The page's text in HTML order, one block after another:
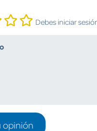
Debes iniciar
opinión